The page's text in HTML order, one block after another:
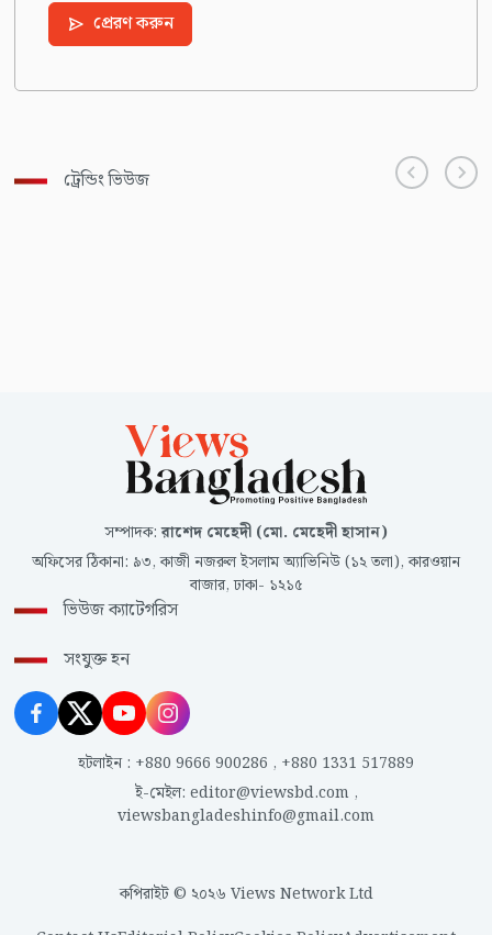
প্রেরণ করুন
ট্রেন্ডিং ভিউজ
সম্পাদক:রাশেদ মেহেদী (মো. মেহেদী হাসান)
অফিসের ঠিকানা: ৯৩, কাজী নজরুল ইসলাম অ্যাভিনিউ (১২ তলা), কারওয়ান
বাজার, ঢাকা- ১২১৫
ভিউজ ক্যাটেগরিস
সংযুক্ত হন
হটলাইন : +880 9666 900286 , +880 1331 517889
ই-মেইল: editor@viewsbd.com,
viewsbangladeshinfo@gmail.com
কপিরাইট © ২০২৬ Views Network Ltd